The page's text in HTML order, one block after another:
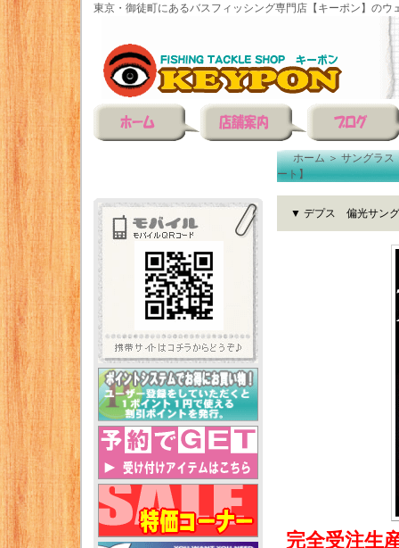
東京・御徒町にあるバスフィッシング専門店【キーポン】のウ
ホーム＞サングラス
ート】
▼ デプス 偏光サン
完全受注生